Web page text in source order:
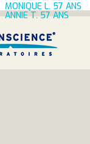
MONIQUE L. 57 ANS
ANNIE T. 57 ANS